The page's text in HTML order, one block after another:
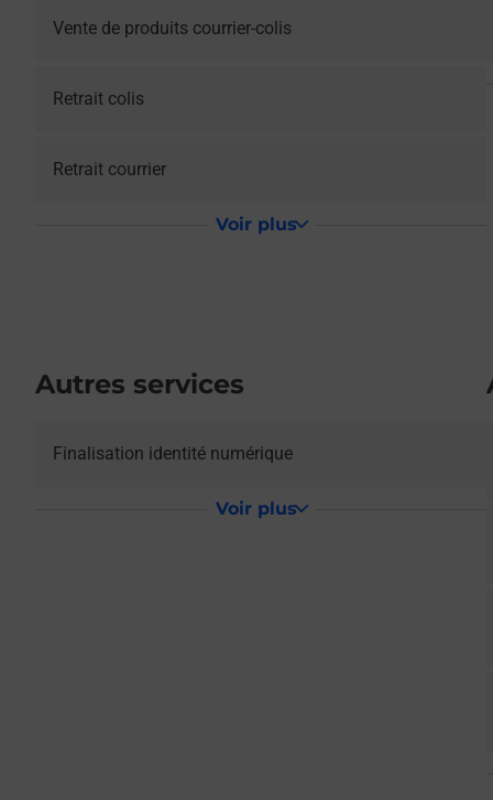
Vente de produits courrier-colis
Retrait colis
Retrait courrier
Voir plus
Autres services
Finalisation identité numérique
Voir plus